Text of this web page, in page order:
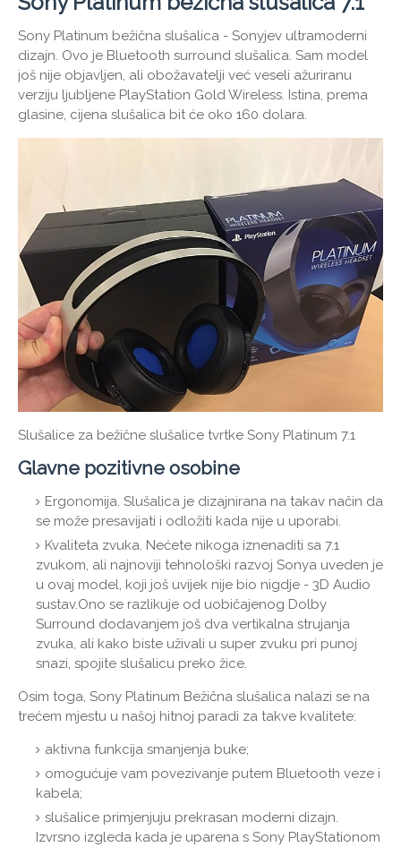
Sony Platinum bežična slušalica - Sonyjev ultramoderni
dizajn. Ovo je Bluetooth surround slušalica. Sam model
još nije objavljen, ali obožavatelji već veseli ažuriranu
verziju ljubljene PlayStation Gold Wireless. Istina, prema
glasine, cijena slušalica bit će oko 160 dolara.
Slušalice za bežične slušalice tvrtke Sony Platinum 7.1
Glavne pozitivne osobine
Ergonomija. Slušalica je dizajnirana na takav način da
se može presavijati i odložiti kada nije u uporabi.
Kvaliteta zvuka. Nećete nikoga iznenaditi sa 7.1
zvukom, ali najnoviji tehnološki razvoj Sonya uveden je
u ovaj model, koji još uvijek nije bio nigdje - 3D Audio
sustav.Ono se razlikuje od uobičajenog Dolby
Surround dodavanjem još dva vertikalna strujanja
zvuka, ali kako biste uživali u super zvuku pri punoj
snazi, spojite slušalicu preko žice.
Osim toga, Sony Platinum Bežična slušalica nalazi se na
trećem mjestu u našoj hitnoj paradi za takve kvalitete:
aktivna funkcija smanjenja buke;
omogućuje vam povezivanje putem Bluetooth veze i
kabela;
slušalice primjenjuju prekrasan moderni dizajn.
Izvrsno izgleda kada je uparena s Sony PlayStationom